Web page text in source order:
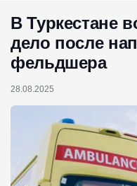
В Туркестане
дело после
фельдшера
28.08.2025